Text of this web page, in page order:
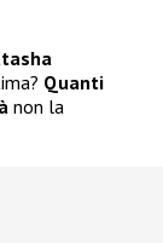
Quanti
non la